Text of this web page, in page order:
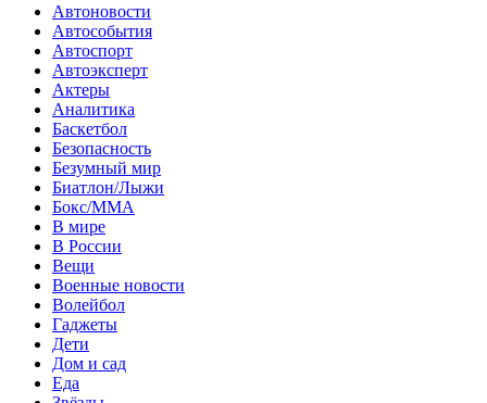
Автоновости
Автособытия
Автоспорт
Автоэксперт
Актеры
Аналитика
Баскетбол
Безопасность
Безумный мир
Биатлон/Лыжи
Бокс/MMA
В мире
В России
Вещи
Военные новости
Волейбол
Гаджеты
Дети
Дом и сад
Еда